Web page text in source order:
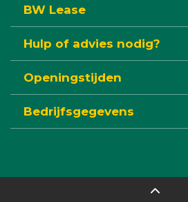
BW Lease
Hulp of advies nodig?
Openingstijden
Bedrijfsgegevens